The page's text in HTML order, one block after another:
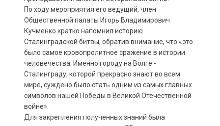
По ходу мероприятия его ведущий, член
Общественной палаты Игорь Владимирович
Кучменко кратко напомнил историю
Сталинградской битвы, обратив внимание, что «это
было самое кровопролитное сражение в истории
человечества. Именно городу на Волге -
Сталинграду, которой прекрасно знают во всем
мире, суждено было стать одним из самых главных
символов нашей Победы в Великой Отечественной
войне».
Для закрепления полученных знаний была